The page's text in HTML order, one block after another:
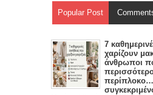
Popular Post
7
χαρίζουν
άνθρωποι